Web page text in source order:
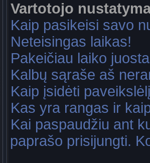
Vartotojo
Kaip pasikeisi savo
Neteisingas laikas!
Pakeičiau laiko
Kalbų sąraše aš
Kaip įsidėti
Kas yra rangas ir
Kai paspaudžiu ant
paprašo prisijungti.